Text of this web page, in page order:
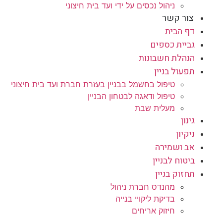
ניהול נכסים על ידי ועד בית חיצוני
צור קשר
דף הבית
גביית כספים
הנהלת חשבונות
תפעול בניין
טיפול בחשמל בבניין בעזרת חברת ועד בית חיצוני
טיפול ודאגה לבטחון הבניין
מעלית שבת
גינון
ניקיון
אב ושמירה
ביטוח לבניין
תחזוק בניין
מהנדס חברת ניהול
בדיקת ליקויי בנייה
חיזוק אריחים